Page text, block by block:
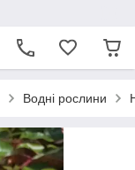
Водні рослини